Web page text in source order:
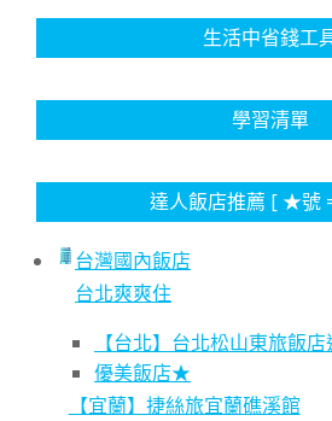
生活中省錢工
學習清單
達人飯店推薦 [ ★號
台灣國內飯店
台北爽爽住
【台北】台北松山東旅飯
優美飯店★
【宜蘭】捷絲旅宜蘭礁溪館